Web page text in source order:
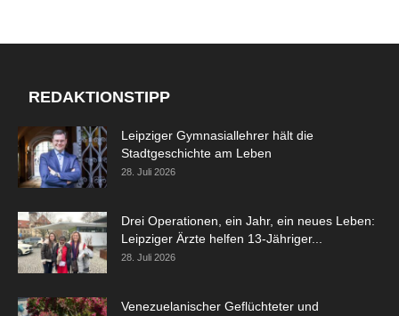
REDAKTIONSTIPP
Leipziger Gymnasiallehrer hält die
Stadtgeschichte am Leben
28. Juli 2026
Drei Operationen, ein Jahr, ein neues Leben:
Leipziger Ärzte helfen 13-Jähriger...
28. Juli 2026
Venezuelanischer Geflüchteter und